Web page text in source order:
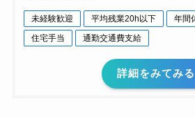
未経験歓迎 平均残業20h以下
年間
住宅手当
通勤交通費支給
詳細をみてみる